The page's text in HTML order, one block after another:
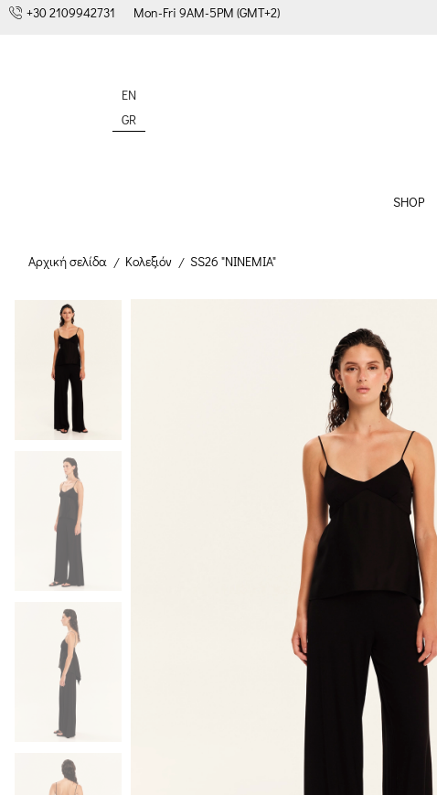
+30 2109942731 Mon-Fri 9AM-5PM (GMT+2)
EN
GR
SHOP
Αρχική σελίδα / Κολεξιόν / SS26 "NINEMIA"